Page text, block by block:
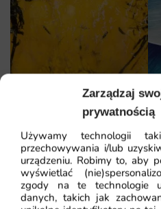
Zarządzaj
prywatnością
Używamy technologii
przechowywania i/lub
urządzeniu. Robimy to, aby
wyświetlać
zgody na te technologie
danych, takich jak
27.90zł 42.92zł
Najniższa cena z ostatnich 30
dni: 27.90zł